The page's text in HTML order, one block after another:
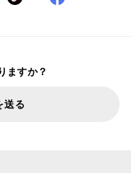
ますか？
送る